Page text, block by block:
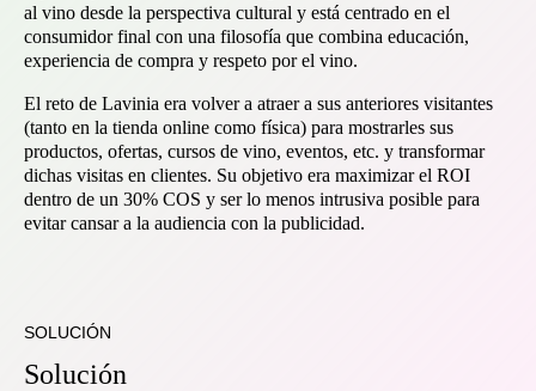
al vino desde la perspectiva cultural y está centrado en el
consumidor final con una filosofía que combina educación,
experiencia de compra y respeto por el vino.
El reto de Lavinia era volver a atraer a sus anteriores visitantes
(tanto en la tienda online como física) para mostrarles sus
productos, ofertas, cursos de vino, eventos, etc. y transformar
dichas visitas en clientes. Su objetivo era maximizar el ROI
dentro de un 30% COS y ser lo menos intrusiva posible para
evitar cansar a la audiencia con la publicidad.
SOLUCIÓN
Solución